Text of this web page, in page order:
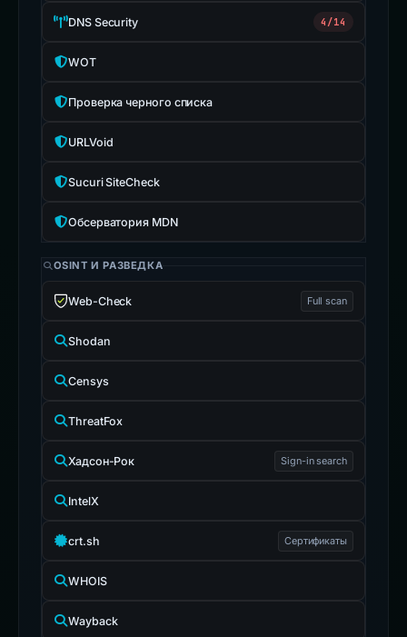
DNS Security 4/14
WOT
Проверка черного списка
URLVoid
Sucuri SiteCheck
Обсерватория MDN
OSINT И РАЗВЕДКА
Web-Check Full scan
Shodan
Censys
ThreatFox
Хадсон-Рок Sign-in search
IntelX
crt.sh Сертификаты
WHOIS
Wayback